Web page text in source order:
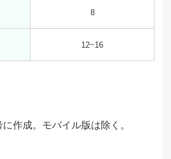
8
12~16
に作成。モバイル版は除く。